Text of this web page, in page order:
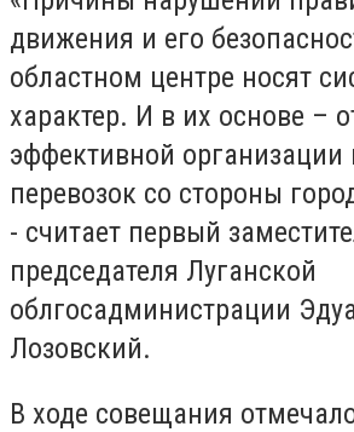
движения и его
областном центре носят
характер. И в их основе –
эффективной организации
перевозок со стороны
- считает первый
председателя Луганской
облгосадминистрации
Лозовский.
В ходе совещания